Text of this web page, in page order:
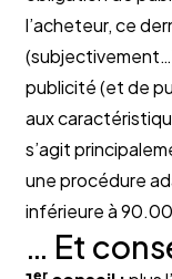
l’acheteur, ce
publicité (et de
aux
s’agit
une procédure
inférieure à
… Et
er